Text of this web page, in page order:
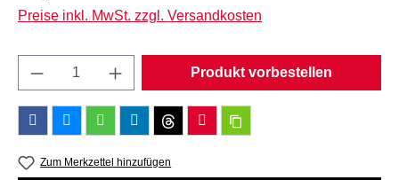
Preise inkl. MwSt. zzgl. Versandkosten
Produkt Anzahl: Gib den gewünschten
Produkt vorbestellen
Zum Merkzettel hinzufügen